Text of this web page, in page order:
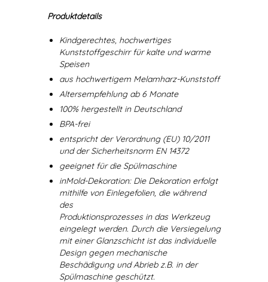
Produktdetails
Kindgerechtes, hochwertiges
Kunststoffgeschirr für kalte und warme
Speisen
aus hochwertigem Melamharz-Kunststoff
Altersempfehlung ab 6 Monate
100% hergestellt in Deutschland
BPA-frei
entspricht der Verordnung (EU) 10/2011
und der Sicherheitsnorm EN 14372
geeignet für die Spülmaschine
inMold-Dekoration: Die Dekoration erfolgt
mithilfe von Einlegefolien, die während
des
Produktionsprozesses in das Werkzeug
eingelegt werden. Durch die Versiegelung
mit einer Glanzschicht ist das individuelle
Design gegen mechanische
Beschädigung und Abrieb z.B. in der
Spülmaschine geschützt.